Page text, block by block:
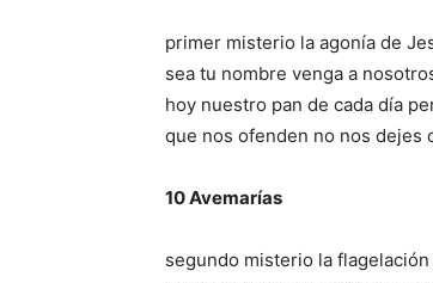
primer misterio la agonía de
sea tu nombre venga a
hoy nuestro pan de cada día
que nos ofenden no nos dejes
10 Avemarías
segundo misterio la